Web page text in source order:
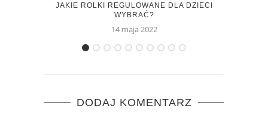
JAKIE ROLKI REGULOWANE DLA DZIECI
WYBRAĆ?
14 maja 2022
DODAJ KOMENTARZ